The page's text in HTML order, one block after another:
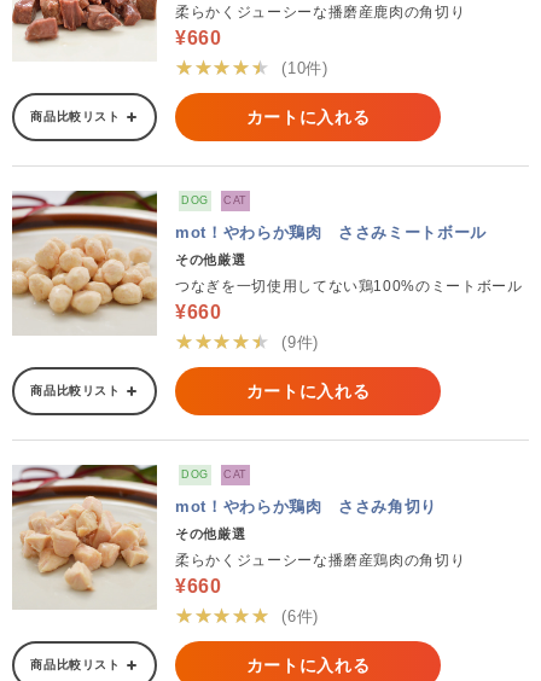
柔らかくジューシーな播磨産鹿肉の角切り
¥660
★★★★★
(10件)
商品比較リスト カートに入れる
DOG CAT
mot！やわらか鶏肉 ささみミートボール
その他厳選
つなぎを一切使用してない鶏100%のミートボール
¥660
★★★★★
(9件)
商品比較リスト カートに入れる
DOG CAT
mot！やわらか鶏肉 ささみ角切り
その他厳選
柔らかくジューシーな播磨産鶏肉の角切り
¥660
★★★★★
(6件)
商品比較リスト カートに入れる